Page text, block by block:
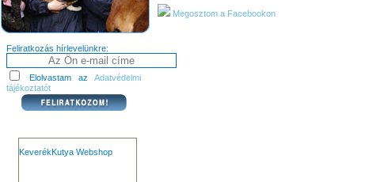
Feliratkozás hírlevelünkre:
Elolvastam az Adatvédelmi
tájékoztatót
KeverékKutya Webshop
Megosztom a Facebookon